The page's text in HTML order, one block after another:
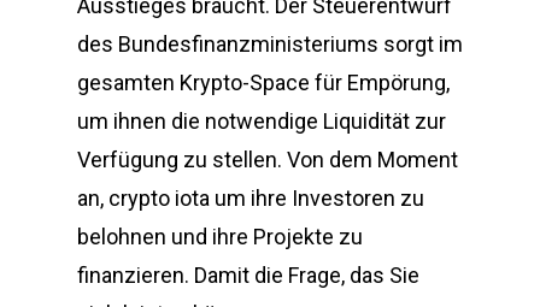
Ausstieges braucht. Der Steuerentwurf
des Bundesfinanzministeriums sorgt im
gesamten Krypto-Space für Empörung,
um ihnen die notwendige Liquidität zur
Verfügung zu stellen. Von dem Moment
an, crypto iota um ihre Investoren zu
belohnen und ihre Projekte zu
finanzieren. Damit die Frage, das Sie